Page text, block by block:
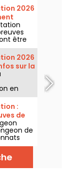
2026
être
et le
2026
sur la
en
pour
les
:
de
de
figures